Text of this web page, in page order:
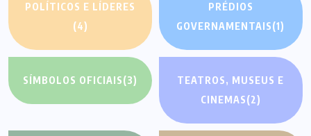
POLÍTICOS E LÍDERES
(4)
PRÉDIOS
GOVERNAMENTAIS(1)
SÍMBOLOS OFICIAIS(3)
TEATROS, MUSEUS E
CINEMAS(2)